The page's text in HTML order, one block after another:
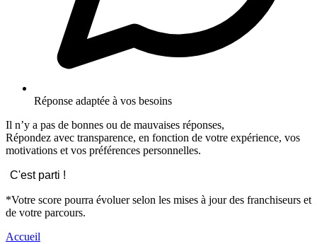
Réponse adaptée à vos besoins
Il n’y a pas de bonnes ou de mauvaises réponses,
Répondez avec transparence, en fonction de votre expérience, vos
motivations et vos préférences personnelles.
C'est parti !
*Votre score pourra évoluer selon les mises à jour des franchiseurs et
de votre parcours.
Accueil